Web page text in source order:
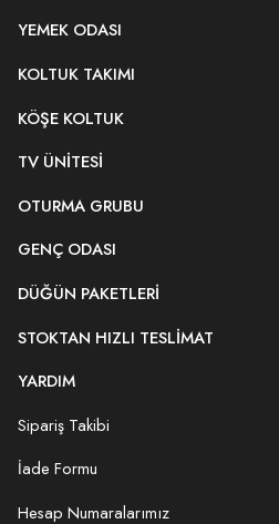
YEMEK ODASI
KOLTUK TAKIMI
KÖŞE KOLTUK
TV ÜNITESI
OTURMA GRUBU
GENÇ ODASI
DÜĞÜN PAKETLERI
STOKTAN HIZLI TESLIMAT
YARDIM
Sipariş Takibi
İade Formu
Hesap Numaralarımız